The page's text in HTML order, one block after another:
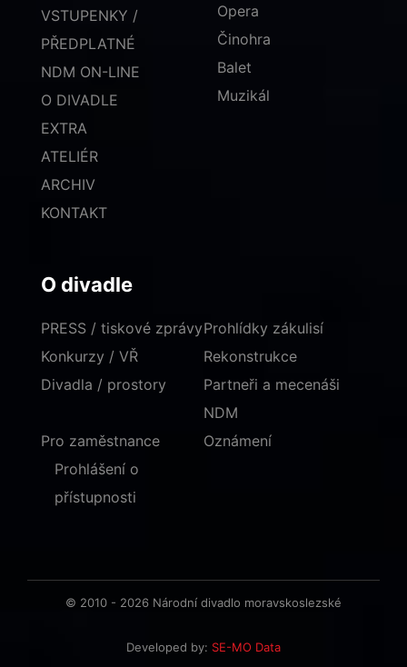
VSTUPENKY /
PŘEDPLATNÉ
NDM ON-LINE
O DIVADLE
EXTRA
ATELIÉR
ARCHIV
KONTAKT
Opera
Činohra
Balet
Muzikál
O divadle
PRESS / tiskové zprávy
Konkurzy / VŘ
Divadla / prostory
Prohlídky zákulisí
Rekonstrukce
Partneři a mecenáši
NDM
Pro zaměstnance
Oznámení
Prohlášení o
přístupnosti
© 2010 - 2026 Národní divadlo moravskoslezské
Developed by: SE-MO Data